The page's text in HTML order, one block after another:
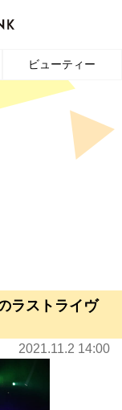
ビューティー
ラストライヴ
2021.11.2 14:00